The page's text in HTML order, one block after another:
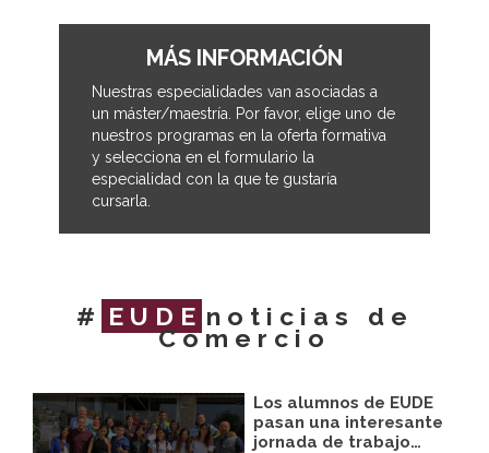
MÁS INFORMACIÓN
Nuestras especialidades van asociadas a
un máster/maestría. Por favor, elige uno de
nuestros programas en la oferta formativa
y selecciona en el formulario la
especialidad con la que te gustaría
cursarla.
# EUDE noticias de
Comercio
Los alumnos de EUDE
pasan una interesante
jornada de trabajo…